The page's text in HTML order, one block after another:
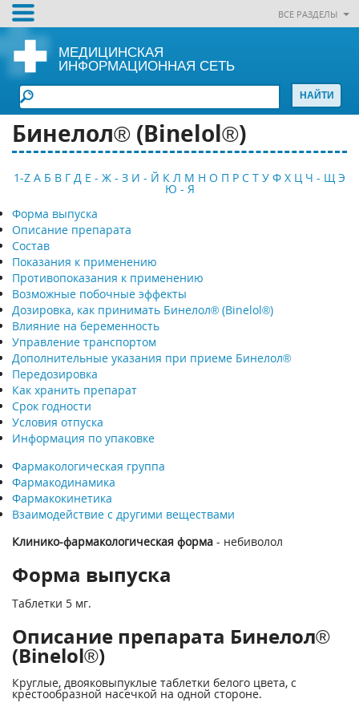
ВСЕ РАЗДЕЛЫ
МЕДИЦИНСКАЯ
ИНФОРМАЦИОННАЯ СЕТЬ
Бинелол® (Binelol®)
1-Z А Б В Г Д Е - Ж - З И - Й К Л М Н О П Р С Т У Ф Х Ц Ч - Щ Э
Ю - Я
Форма выпуска
Описание препарата
Состав
Показания к применению
Противопоказания к применению
Возможные побочные эффекты
Дозировка, как принимать Бинелол® (Binelol®)
Влияние на беременность
Управление транспортом
Дополнительные указания при приеме Бинелол®
Передозировка
Как хранить препарат
Срок годности
Условия отпуска
Информация по упаковке
Фармакологическая группа
Фармакодинамика
Фармакокинетика
Взаимодействие с другими веществами
Клинико-фармакологическая форма - небиволол
Форма выпуска
Таблетки 5 мг.
Описание препарата Бинелол®
(Binelol®)
Круглые, двояковыпуклые таблетки белого цвета, с
крестообразной насечкой на одной стороне.